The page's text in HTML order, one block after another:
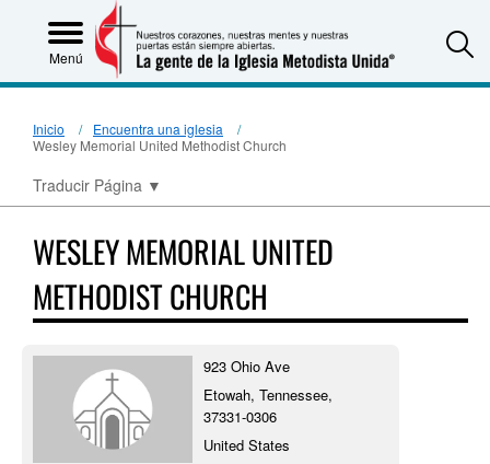
Menú
Inicio
Encuentra una iglesia
Wesley Memorial United Methodist Church
Traducir Página ▼
WESLEY MEMORIAL UNITED
METHODIST CHURCH
923 Ohio Ave
Etowah, Tennessee,
37331-0306
United States